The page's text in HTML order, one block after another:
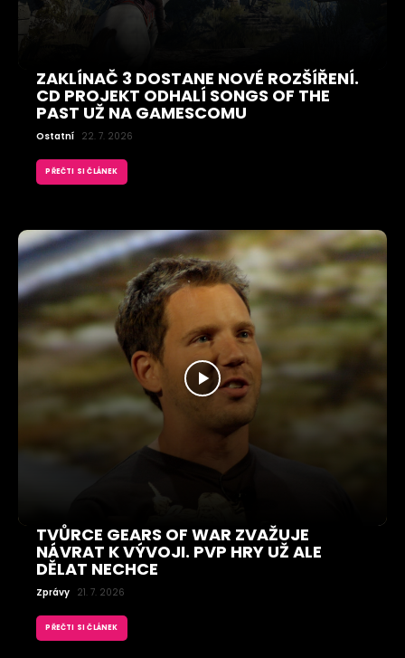
ZAKLÍNAČ 3 DOSTANE NOVÉ ROZŠÍŘENÍ.
CD PROJEKT ODHALÍ SONGS OF THE
PAST UŽ NA GAMESCOMU
Ostatní 22. 7. 2026
PŘEČTI SI ČLÁNEK
TVŮRCE GEARS OF WAR ZVAŽUJE
NÁVRAT K VÝVOJI. PVP HRY UŽ ALE
DĚLAT NECHCE
Zprávy 21. 7. 2026
PŘEČTI SI ČLÁNEK